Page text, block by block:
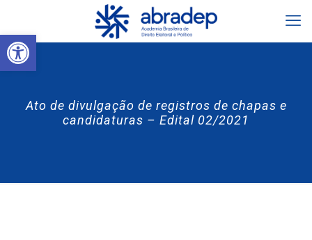
Abrir a barra de ferramentas
Ato de divulgação de registros de chapas e
candidaturas – Edital 02/2021